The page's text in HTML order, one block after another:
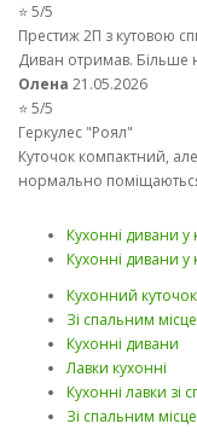
⭐ 5/5
Престиж 2П з кутовою
Диван отримав. Більше
Олена 21.05.2026
⭐ 5/5
Геркулес "Роял"
Куточок компактний, але
нормально
Кухонні дивани у
Кухонні дивани у
Кухонний куточок
Зі спальним
Кухонні дивани
Лавки кухонні
Кухонні лавки зі
Зі спальним